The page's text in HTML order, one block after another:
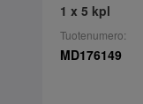
1 x 5 kpl
Tuotenumero:
MD176149